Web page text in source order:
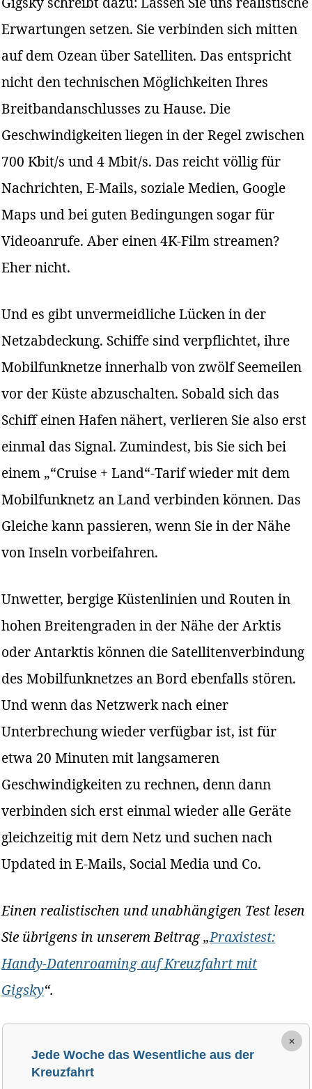
Erwartungen setzen. Sie verbinden sich mitten
auf dem Ozean über Satelliten. Das entspricht
nicht den technischen Möglichkeiten Ihres
Breitbandanschlusses zu Hause. Die
Geschwindigkeiten liegen in der Regel zwischen
700 Kbit/s und 4 Mbit/s. Das reicht völlig für
Nachrichten, E-Mails, soziale Medien, Google
Maps und bei guten Bedingungen sogar für
Videoanrufe. Aber einen 4K-Film streamen?
Eher nicht.
Und es gibt unvermeidliche Lücken in der
Netzabdeckung. Schiffe sind verpflichtet, ihre
Mobilfunknetze innerhalb von zwölf Seemeilen
vor der Küste abzuschalten. Sobald sich das
Schiff einen Hafen nähert, verlieren Sie also erst
einmal das Signal. Zumindest, bis Sie sich bei
einem „“Cruise + Land“-Tarif wieder mit dem
Mobilfunknetz an Land verbinden können. Das
Gleiche kann passieren, wenn Sie in der Nähe
von Inseln vorbeifahren.
Unwetter, bergige Küstenlinien und Routen in
hohen Breitengraden in der Nähe der Arktis
oder Antarktis können die Satellitenverbindung
des Mobilfunknetzes an Bord ebenfalls stören.
Und wenn das Netzwerk nach einer
Unterbrechung wieder verfügbar ist, ist für
etwa 20 Minuten mit langsameren
Geschwindigkeiten zu rechnen, denn dann
verbinden sich erst einmal wieder alle Geräte
gleichzeitig mit dem Netz und suchen nach
Updated in E-Mails, Social Media und Co.
Einen realistischen und unabhängigen Test lesen
Sie übrigens in unserem Beitrag „Praxistest:
Handy-Datenroaming auf Kreuzfahrt mit
Gigsky“.
×
Jede Woche das Wesentliche aus der
Kreuzfahrt